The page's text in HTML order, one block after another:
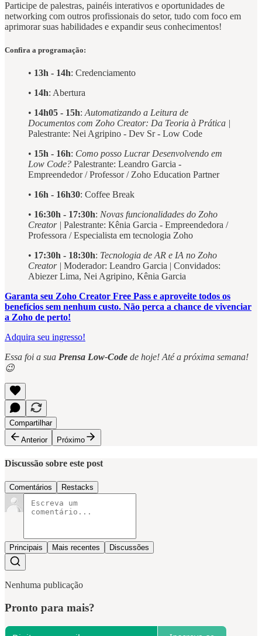
Participe de palestras, painéis interativos e oportunidades de
networking com outros profissionais do setor, tudo com foco em
aprimorar suas habilidades e expandir seus conhecimentos!
Confira a programação:
• 13h - 14h: Credenciamento
• 14h: Abertura
• 14h05 - 15h: Automatizando a Leitura de
Documentos com Zoho Creator: Da Teoria à Prática |
Palestrante: Nei Agripino - Dev Sr - Low Code
• 15h - 16h: Como posso Lucrar Desenvolvendo em
Low Code? Palestrante: Leandro Garcia -
Empreendedor / Professor / Zoho Education Partner
• 16h - 16h30: Coffee Break
• 16:30h - 17:30h: Novas funcionalidades do Zoho
Creator | Palestrante: Kênia Garcia - Empreendedora /
Professora / Especialista em tecnologia Zoho
• 17:30h - 18:30h: Tecnologia de AR e IA no Zoho
Creator | Moderador: Leandro Garcia | Convidados:
Abiezer Lima, Nei Agripino, Kênia Garcia
Garanta seu Zoho Creator Free Pass e aproveite todos os
benefícios sem nenhum custo. Não perca a chance de vivenciar
a Zoho de perto!
Adquira seu ingresso!
Essa foi a sua Prensa Low-Code de hoje! Até a próxima semana!
😉
Compartilhar
Anterior
Próximo
Discussão sobre este post
Comentários Restacks
Principais Mais recentes Discussões
Nenhuma publicação
Pronto para mais?